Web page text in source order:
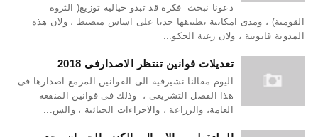
دعونا نبحث فكرة قد تبدو خيالية توزيع( الثروة
القومية) ، ومدى امكانية تطبيقها جدىا على اساس منضبط ، ولان هذه
المدونة قانونية ، ولان رغبة الحكو...
تعديلات قوانين تنتظر الاصدارفى 2018
اليوم مقالنا نشيرفيه الى القوانين المزمع اصدارها فى
هذا الفصل التشريعى ، وذلك فى قوانين المنفعة
العامة، والزراعة ، والاجراءات الجنائية ، والس...